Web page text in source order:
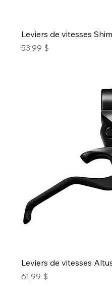
Leviers de vitesses
Prix
53,99 $
Leviers de vitesses
Prix
61,99 $